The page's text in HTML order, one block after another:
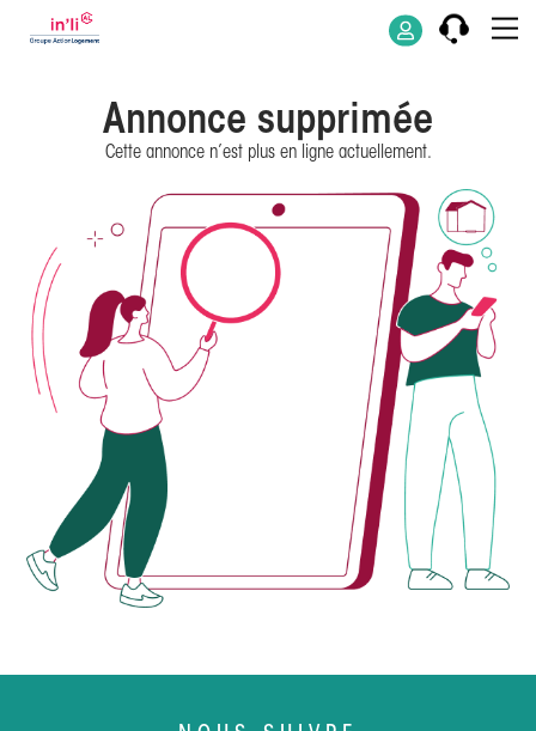
Annonce supprimée
Cette annonce n’est plus en ligne actuellement.